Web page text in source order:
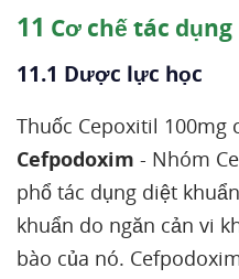
11 Cơ chế tác dụng
11.1 Dược lực học
Thuốc Cepoxitil 100mg
Cefpodoxim - Nhóm
phổ tác dụng diệt
khuẩn do ngăn cản vi
bào của nó.